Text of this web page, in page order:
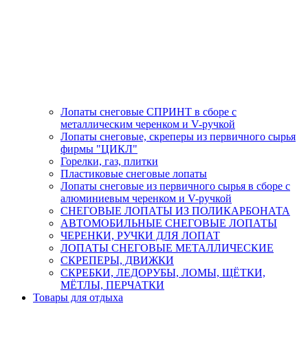
Лопаты снеговые СПРИНТ в сборе с
металлическим черенком и V-ручкой
Лопаты снеговые, скреперы из первичного сырья
фирмы "ЦИКЛ"
Горелки, газ, плитки
Пластиковые снеговые лопаты
Лопаты снеговые из первичного сырья в сборе с
алюминиевым черенком и V-ручкой
СНЕГОВЫЕ ЛОПАТЫ ИЗ ПОЛИКАРБОНАТА
АВТОМОБИЛЬНЫЕ СНЕГОВЫЕ ЛОПАТЫ
ЧЕРЕНКИ, РУЧКИ ДЛЯ ЛОПАТ
ЛОПАТЫ СНЕГОВЫЕ МЕТАЛЛИЧЕСКИЕ
СКРЕПЕРЫ, ДВИЖКИ
СКРЕБКИ, ЛЕДОРУБЫ, ЛОМЫ, ЩЁТКИ,
МЁТЛЫ, ПЕРЧАТКИ
Товары для отдыха